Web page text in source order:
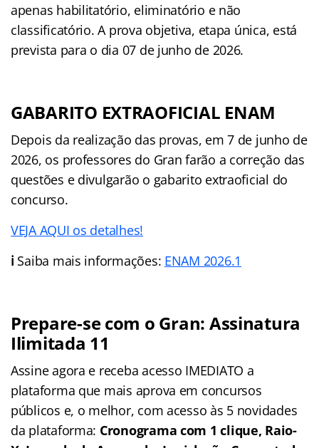
apenas habilitatório, eliminatório e não
classificatório. A prova objetiva, etapa única, está
prevista para o dia 07 de junho de 2026.
GABARITO EXTRAOFICIAL ENAM
Depois da realização das provas, em 7 de junho de
2026, os professores do Gran farão a correção das
questões e divulgarão o gabarito extraoficial do
concurso.
VEJA AQUI os detalhes!
ℹ️ Saiba mais informações: ENAM 2026.1
Prepare-se com o Gran: Assinatura
Ilimitada 11
Assine agora e receba acesso IMEDIATO a
plataforma que mais aprova em concursos
públicos e, o melhor, com acesso às 5 novidades
da plataforma: Cronograma com 1 clique, Raio-